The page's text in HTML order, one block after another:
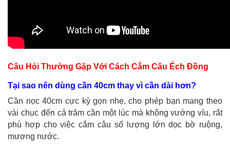
Câu Hỏi Thường Gặp Với Cách Cắm Câu Ếch Đồng
Tại sao nên dùng cần 40cm thay vì cần dài hơn?
Cần nọc 40cm cực kỳ gọn nhẹ, cho phép bạn mang theo
vài chục đến cả trăm cần một lúc mà không vướng víu, rất
phù hợp cho việc cắm câu số lượng lớn dọc bờ ruộng,
mương nước.